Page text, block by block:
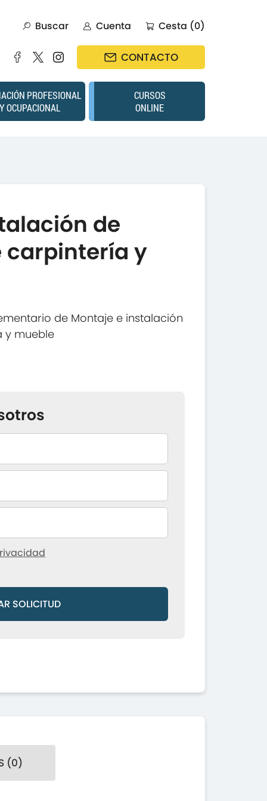
Buscar Cuenta Cesta (0)
CONTACTO
PROFESIONAL
Y OCUPACIONAL
CURSOS
ONLINE
de
carpintería y
de Montaje e instalación
y mueble
SOLICITUD
(0)